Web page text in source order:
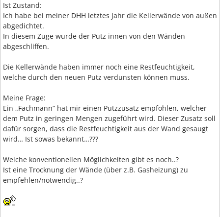
Ist Zustand:
Ich habe bei meiner DHH letztes Jahr die Kellerwände von außen
abgedichtet.
In diesem Zuge wurde der Putz innen von den Wänden
abgeschliffen.
Die Kellerwände haben immer noch eine Restfeuchtigkeit,
welche durch den neuen Putz verdunsten können muss.
Meine Frage:
Ein „Fachmann“ hat mir einen Putzzusatz empfohlen, welcher
dem Putz in geringen Mengen zugeführt wird. Dieser Zusatz soll
dafür sorgen, dass die Restfeuchtigkeit aus der Wand gesaugt
wird… Ist sowas bekannt…???
Welche konventionellen Möglichkeiten gibt es noch..?
Ist eine Trocknung der Wände (über z.B. Gasheizung) zu
empfehlen/notwendig..?